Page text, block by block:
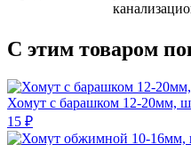
С этим товаром
Хомут с барашком 12-20мм,
15 ₽